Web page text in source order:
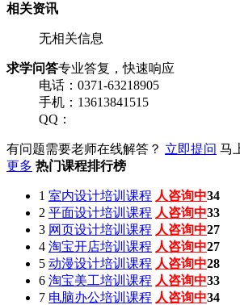
相关资讯
无相关信息
求学问答专业答复，快速响应
电话：0371-63218905
手机：13613841515
QQ：
有问题需要老师在线解答？ 立即提问 马
更多 热门课程排行榜
1 室内设计培训课程 人咨询中34
2 平面设计培训课程 人咨询中33
3 网页设计培训课程 人咨询中27
4 淘宝开店培训课程 人咨询中27
5 动漫设计培训课程 人咨询中28
6 淘宝美工培训课程 人咨询中33
7 电脑办公培训课程 人咨询中34